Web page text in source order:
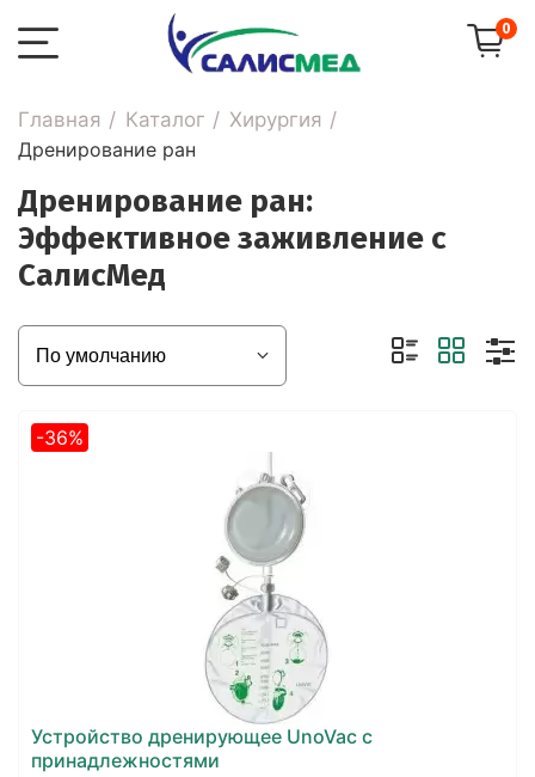
0
Главная Каталог
Хирургия
Дренирование ран
Дренирование ран:
Эффективное заживление с
СалисМед
-36%
Устройство дренирующее UnoVac с
принадлежностями